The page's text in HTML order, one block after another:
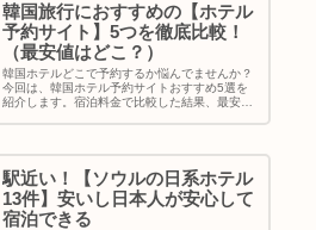
韓国旅行におすすめの【ホテル
予約サイト】5つを徹底比較！
（最安値はどこ？）
韓国ホテルどこで予約するか悩んでませんか？
今回は、韓国ホテル予約サイトおすすめ5選を
紹介します。宿泊料金で比較した結果、最安値
さい。
駅近い！【ソウルの日系ホテル
13件】安いし日本人が安心して
宿泊できる